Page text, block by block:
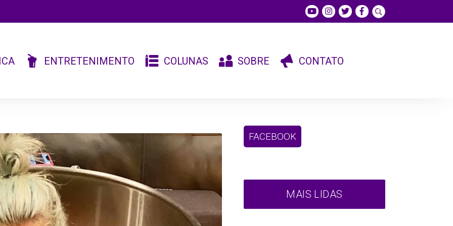
ENTRETENIMENTO COLUNAS SOBRE CONTATO
FACEBOOK
MAIS LIDAS